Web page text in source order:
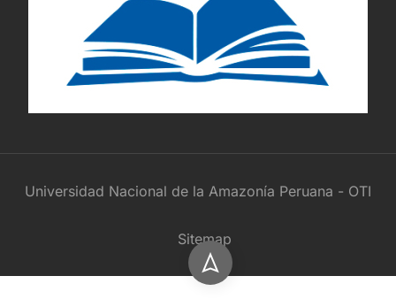
Universidad Nacional de la Amazonía Peruana - OTI
Sitemap